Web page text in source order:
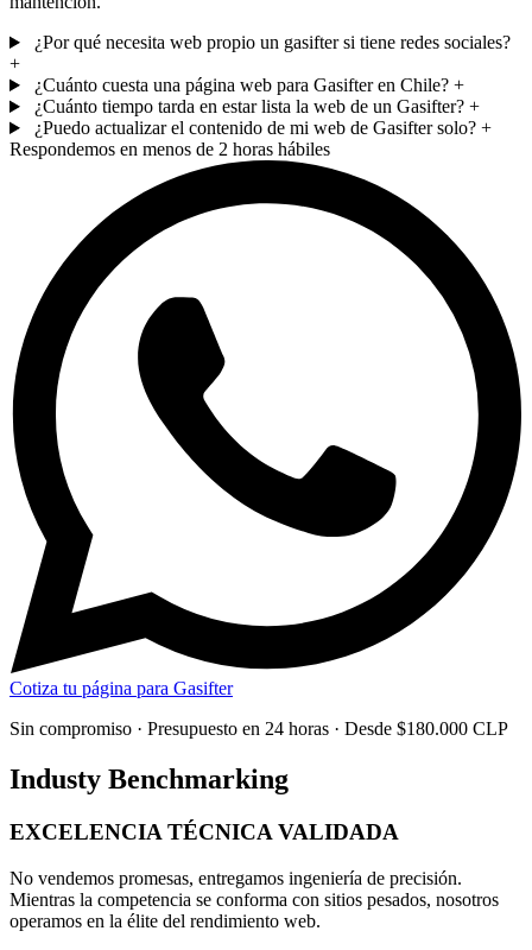
¿Por qué necesita web propio un gasifter si tiene redes sociales?
+
¿Cuánto cuesta una página web para Gasifter en Chile? +
¿Cuánto tiempo tarda en estar lista la web de un Gasifter? +
¿Puedo actualizar el contenido de mi web de Gasifter solo? +
Respondemos en menos de 2 horas hábiles
Cotiza tu página para Gasifter
Sin compromiso · Presupuesto en 24 horas · Desde $180.000 CLP
Industy Benchmarking
EXCELENCIA TÉCNICA VALIDADA
No vendemos promesas, entregamos ingeniería de precisión.
Mientras la competencia se conforma con sitios pesados, nosotros
operamos en la élite del rendimiento web.